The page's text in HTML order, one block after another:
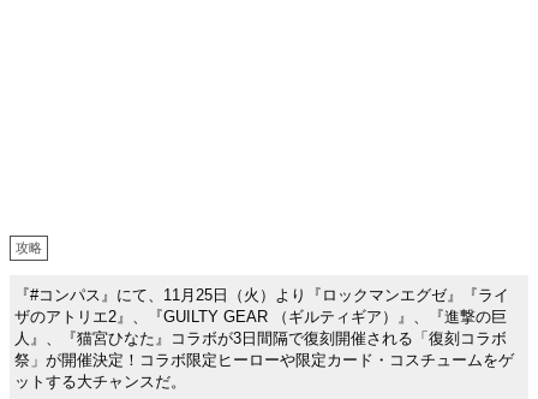
攻略
『#コンパス』にて、11月25日（火）より『ロックマンエグゼ』『ライ
ザのアトリエ2』、『GUILTY GEAR （ギルティギア）』、『進撃の巨
人』、『猫宮ひなた』コラボが3日間隔で復刻開催される「復刻コラボ
祭」が開催決定！コラボ限定ヒーローや限定カード・コスチュームをゲ
ットする大チャンスだ。